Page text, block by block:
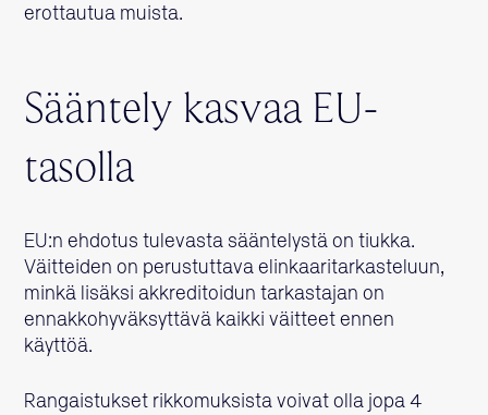
erottautua muista.
Sääntely kasvaa EU-
tasolla
EU:n ehdotus tulevasta sääntelystä on tiukka.
Väitteiden on perustuttava elinkaaritarkasteluun,
minkä lisäksi akkreditoidun tarkastajan on
ennakkohyväksyttävä kaikki väitteet ennen
käyttöä.
Rangaistukset rikkomuksista voivat olla jopa 4